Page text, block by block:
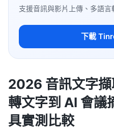
支援音訊與影片上傳、多語
下載
2026 音訊文字
轉文字到 AI 會議
具實測比較